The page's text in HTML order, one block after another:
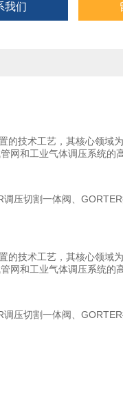
我们
技术工艺，其核心领域
网和工业气体调压系统的
压切割一体阀、
技术工艺，其核心领域
网和工业气体调压系统的
压切割一体阀、